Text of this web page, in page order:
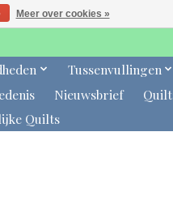
Tussenvullingen
Nieuwsbrief
Quilts
Meer over cookies »